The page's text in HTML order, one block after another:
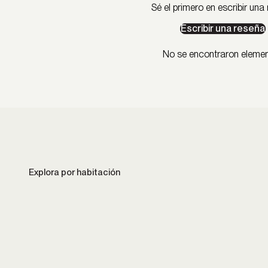
Sé el primero en escribir una
Escribir una reseña
No se encontraron